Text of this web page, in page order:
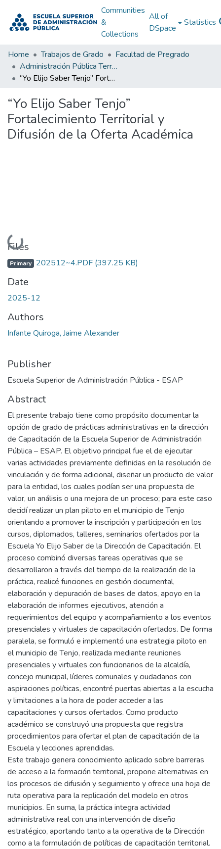
Communities
&
Collections
All of
DSpace
Statistics
Home Trabajos de Grado
Facultad de Pregrado
Administración Pública Territorial (APT)
“Yo Elijo Saber Tenjo” Fortalecimiento Territorial y Difusión de la Oferta Académica
“Yo Elijo Saber Tenjo”
Fortalecimiento Territorial y
Difusión de la Oferta Académica
Loading...
Files
Primary 202512~4.PDF (397.25 KB)
Date
2025-12
Authors
Infante Quiroga, Jaime Alexander
Publisher
Escuela Superior de Administración Pública - ESAP
Abstract
El presente trabajo tiene como propósito documentar la
opción de grado de prácticas administrativas en la dirección
de Capacitación de la Escuela Superior de Administración
Pública – ESAP. El objetivo principal fue el de ejecutar
varias actividades previamente definidas en la resolución de
vinculación y de forma adicional, diseñar un producto de valor
para la entidad, los cuales podían ser una propuesta de
valor, un análisis o una mejora de un proceso; para este caso
decidí realizar un plan piloto en el municipio de Tenjo
orientando a promover la inscripción y participación en los
cursos, diplomados, talleres, seminarios ofertados por la
Escuela Yo Elijo Saber de la Dirección de Capacitación. El
proceso combinó diversas tareas operativas que se
desarrollaron a través del tiempo de la realización de la
práctica, realicé funciones en gestión documental,
elaboración y depuración de bases de datos, apoyo en la
elaboración de informes ejecutivos, atención a
requerimientos del equipo y acompañamiento a los eventos
presenciales y virtuales de capacitación ofertados. De forma
paralela, se formuló e implementó una estrategia piloto en
el municipio de Tenjo, realizada mediante reuniones
presenciales y virtuales con funcionarios de la alcaldía,
concejo municipal, líderes comunales y ciudadanos con
aspiraciones políticas, encontré puertas abiertas a la escucha
y limitaciones a la hora de poder acceder a las
capacitaciones y cursos ofertados. Como producto
académico se construyó una propuesta que registra
procedimientos para ofertar el plan de capacitación de la
Escuela y lecciones aprendidas.
Este trabajo genera conocimiento aplicado sobre barreras
de acceso a la formación territorial, propone alternativas en
los procesos de difusión y seguimiento y ofrece una hoja de
ruta operativa para la replicación del modelo en otros
municipios. En suma, la práctica integra actividad
administrativa real con una intervención de diseño
estratégico, aportando tanto a la operativa de la Dirección
como a la formulación de políticas de capacitación territorial.